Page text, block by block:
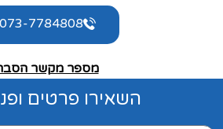
073-7784808
מספר מקשר
השאירו פרטים